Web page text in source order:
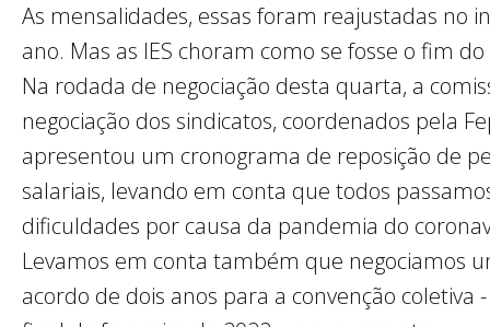
As mensalidades, essas foram reajustadas no
ano. Mas as IES choram como se fosse o fim
Na rodada de negociação desta quarta, a
negociação dos sindicatos, coordenados pela
apresentou um cronograma de reposição de
salariais, levando em conta que todos
dificuldades por causa da pandemia do
Levamos em conta também que negociamos
acordo de dois anos para a convenção coletiva